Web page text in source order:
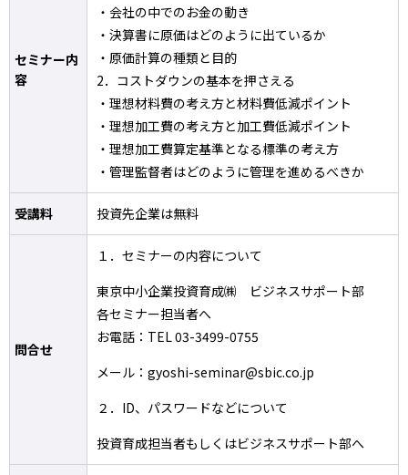
セミナー内
容
・会社の中でのお金の動き
・決算書に原価はどのように出ているか
・原価計算の種類と目的
2．コストダウンの基本を押さえる
・理想材料費の考え方と材料費低減ポイント
・理想加工費の考え方と加工費低減ポイント
・理想加工費算定基準となる標準の考え方
・管理監督者はどのように管理を進めるべきか
受講料 投資先企業は無料
問合せ
１．セミナーの内容について
東京中小企業投資育成㈱ ビジネスサポート部
各セミナー担当者へ
お電話：TEL 03-3499-0755
メール：gyoshi-seminar@sbic.co.jp
２．ID、パスワードなどについて
投資育成担当者もしくはビジネスサポート部へ